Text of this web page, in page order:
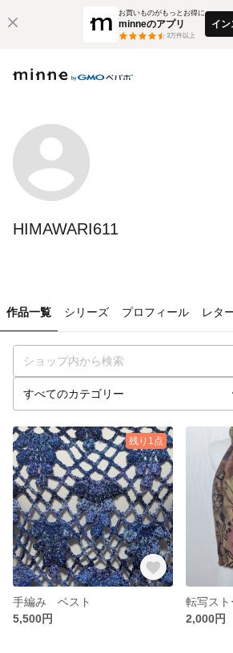
お買いものがもっとお得に
minneのアプリ
3万件以上
イン
HIMAWARI611
作品一覧 シリーズ プロフィール レタ
残り1点
手編み ベスト
5,500円
転写スト
2,000円